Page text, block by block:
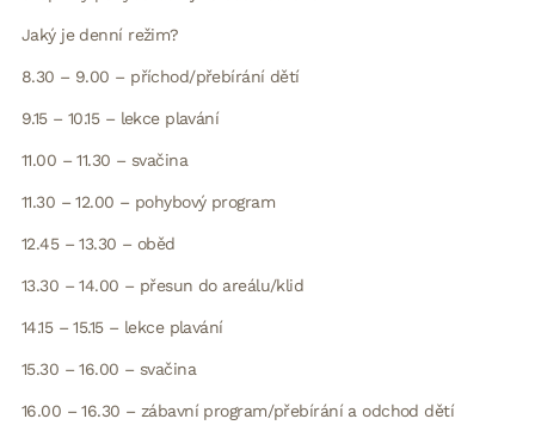
Jaký je denní režim?
8.30 – 9.00 – příchod/přebírání dětí
9.15 – 10.15 – lekce plavání
11.00 – 11.30 – svačina
11.30 – 12.00 – pohybový program
12.45 – 13.30 – oběd
13.30 – 14.00 – přesun do areálu/klid
14.15 – 15.15 – lekce plavání
15.30 – 16.00 – svačina
16.00 – 16.30 – zábavní program/přebírání a odchod dětí